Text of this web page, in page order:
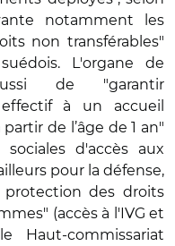
notamment les
non transférables"
L'organe de
de "garantir
à un accueil
de l’âge de 1 an"
d'accès aux
pour la défense,
des droits
(accès à l'IVG et
Haut-commissariat